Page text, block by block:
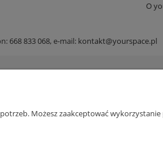
O
668 833 068, e-mail: kontakt@yourspace.pl
Możesz zaakceptować